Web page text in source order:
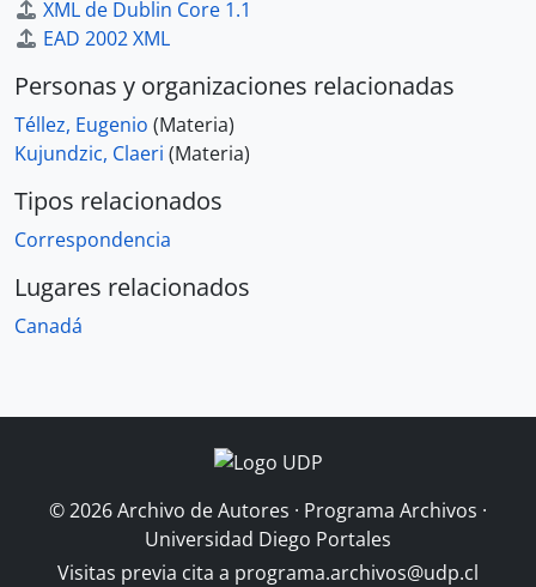
XML de Dublin Core 1.1
EAD 2002 XML
Personas y organizaciones relacionadas
Téllez, Eugenio (Materia)
Kujundzic, Claeri (Materia)
Tipos relacionados
Correspondencia
Lugares relacionados
Canadá
© 2026 Archivo de Autores · Programa Archivos ·
Universidad Diego Portales
Visitas previa cita a programa.archivos@udp.cl